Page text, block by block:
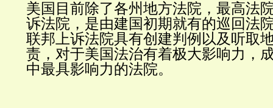
美国目前除了各州地方法院，最高法
诉法院，是由建国初期就有的巡回法
联邦上诉法院具有创建判例以及听取
责，对于美国法治有着极大影响力，
中最具影响力的法院。